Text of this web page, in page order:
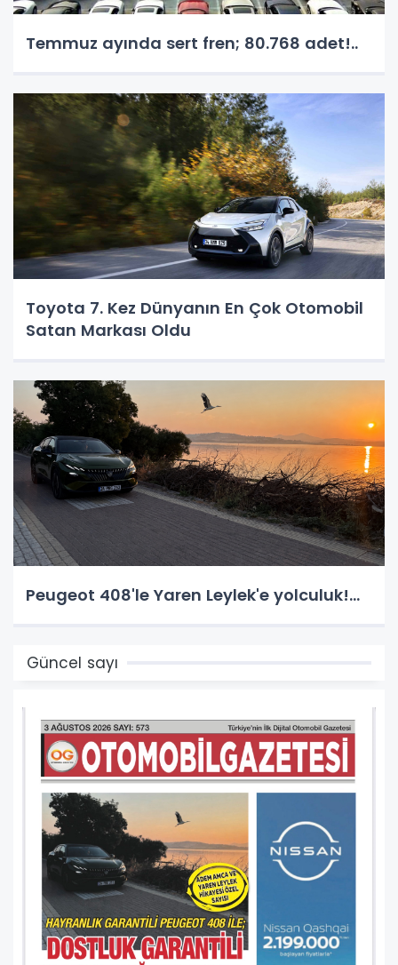
Temmuz ayında sert fren; 80.768 adet!..
Toyota 7. Kez Dünyanın En Çok Otomobil
Satan Markası Oldu
Peugeot 408'le Yaren Leylek'e yolculuk!...
Güncel sayı